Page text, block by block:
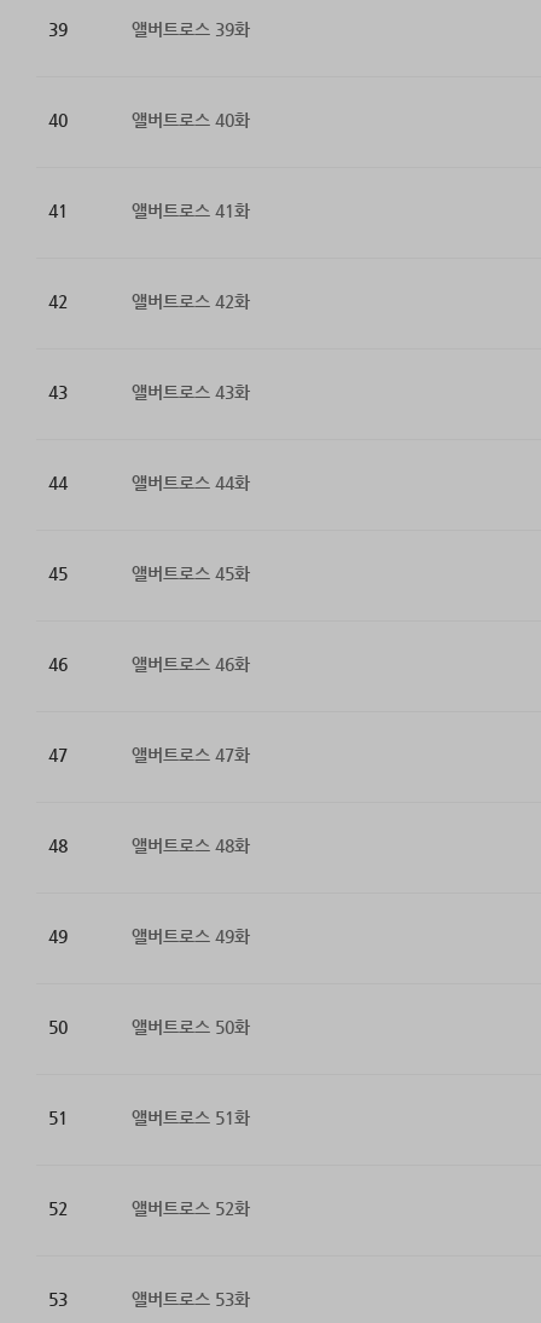
39 앨버트로스 39화
40 앨버트로스 40화
41 앨버트로스 41화
42 앨버트로스 42화
43 앨버트로스 43화
44 앨버트로스 44화
45 앨버트로스 45화
46 앨버트로스 46화
47 앨버트로스 47화
48 앨버트로스 48화
49 앨버트로스 49화
50 앨버트로스 50화
51 앨버트로스 51화
52 앨버트로스 52화
53 앨버트로스 53화